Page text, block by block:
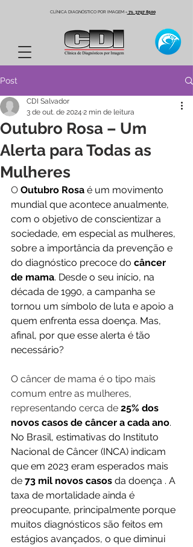
CLÍNICA DIAGNÓSTICO POR IMAGEM-71. 3797 8500
Post
Outubro Rosa – Um
Alerta para Todas as
Mulheres
CDI Salvador
3 de out. de 2024 2 min de leitura
O Outubro Rosa é um movimento
mundial que acontece anualmente,
com o objetivo de conscientizar a
sociedade, em especial as mulheres,
sobre a importância da prevenção e
do diagnóstico precoce do câncer
de mama. Desde o seu início, na
década de 1990, a campanha se
tornou um símbolo de luta e apoio a
quem enfrenta essa doença. Mas,
afinal, por que esse alerta é tão
necessário?
O câncer de mama é o tipo mais
comum entre as mulheres,
representando cerca de 25% dos
novos casos de câncer a cada ano.
No Brasil, estimativas do Instituto
Nacional de Câncer (INCA) indicam
que em 2023 eram esperados mais
de 73 mil novos casos da doença . A
taxa de mortalidade ainda é
preocupante, principalmente porque
muitos diagnósticos são feitos em
estágios avançados, o que diminui